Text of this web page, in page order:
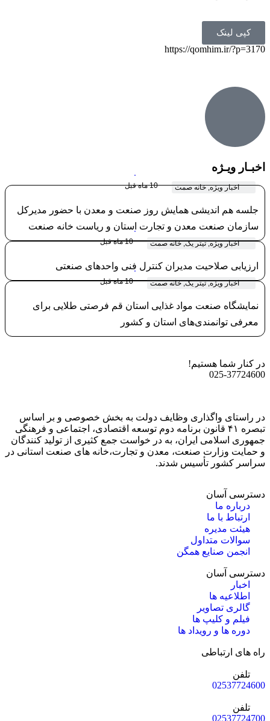
کپی لینک
https://qomhim.ir/?p=3170
اخبـار ویـژه
اخبار ویژه,خانه صمت 10 ماه قبل
جلسه هم اندیشی همایش روز صنعت و معدن با حضور مدیرکل
سازمان صنعت معدن و تجارت استان و ریاست خانه صنعت
معدن و تجارت استان قم
اخبار ویژه,تیتر یک,خانه صمت 10 ماه قبل
ارزیابی صلاحیت مدیران کنترل فنی واحدهای صنعتی
اخبار ویژه,تیتر یک,خانه صمت 10 ماه قبل
نمایشگاه صنعت مواد غذایی استان قم فرصتی طلایی برای
معرفی توانمندی‌های استان و کشور
در کنار شما هستیم!
025-37724600
در راستای واگذاری وظایف دولت به بخش خصوصی و بر اساس
تبصره ۴۱ قانون برنامه دوم توسعه اقتصادی، اجتماعی و فرهنگی
جمهوری اسلامی ایران، به در خواست جمع کثیری از تولید کنندگان
و حمایت وزارت صنعت، معدن و تجارت،خانه های صنعت استانی در
سراسر کشور تأسیس شدند.
دسترسی آسان
درباره ما
ارتباط با ما
هیئت مدیره
سوالات متداول
انجمن صنایع همگن
دسترسی آسان
اخبار
اطلاعیه ها
گالری تصاویر
فیلم و کلیپ ها
دوره ها و رویداد ها
راه های ارتباطی
تلفن
02537724600
تلفن
02537724700